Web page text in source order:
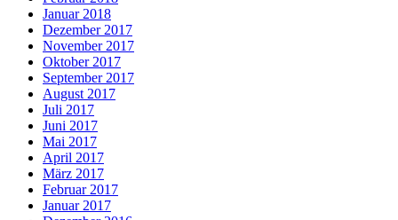
Januar 2018
Dezember 2017
November 2017
Oktober 2017
September 2017
August 2017
Juli 2017
Juni 2017
Mai 2017
April 2017
März 2017
Februar 2017
Januar 2017